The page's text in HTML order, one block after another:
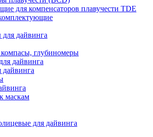
для компенсаторов плавучести TDE
дайвинга
глубиномеры
дайвинга
маскам
для дайвинга